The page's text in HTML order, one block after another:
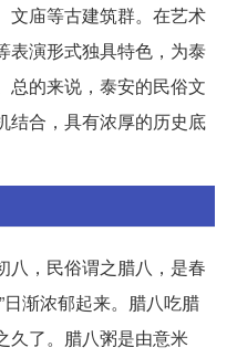
文庙等古建筑群。在艺术
表演形式独具特色，为泰
总的来说，泰安的民俗文
结合，具有浓厚的历史底
八，民俗谓之腊八，是春
渐浓郁起来。腊八吃腊
久了。腊八粥是由意米